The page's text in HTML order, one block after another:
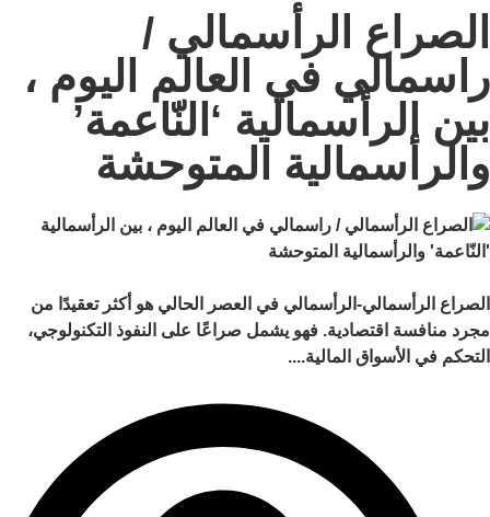
الصراع الرأسمالي /
راسمالي في العالم اليوم ،
بين الرأسمالية ‘النّاعمة’
والرأسمالية المتوحشة
الصراع الرأسمالي-الرأسمالي في العصر الحالي هو أكثر تعقيدًا من
مجرد منافسة اقتصادية. فهو يشمل صراعًا على النفوذ التكنولوجي،
التحكم في الأسواق المالية....